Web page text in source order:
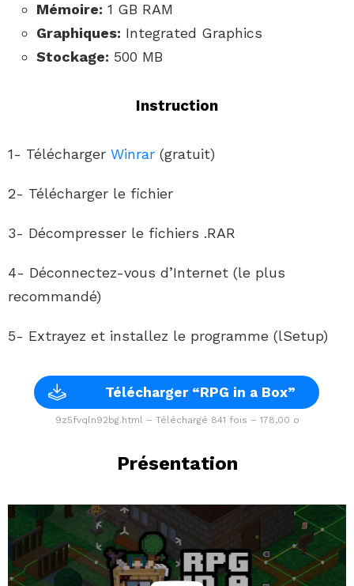
Mémoire: 1 GB RAM
Graphiques: Integrated Graphics
Stockage: 500 MB
Instruction
1- Télécharger Winrar (gratuit)
2- Télécharger le fichier
3- Décompresser le fichiers .RAR
4- Déconnectez-vous d’Internet (le plus
recommandé)
5- Extrayez et installez le programme (lSetup)
Télécharger “RPG in a Box”
9z5fvqln92bg.html – Téléchargé 841 fois – 178,00 o
Présentation